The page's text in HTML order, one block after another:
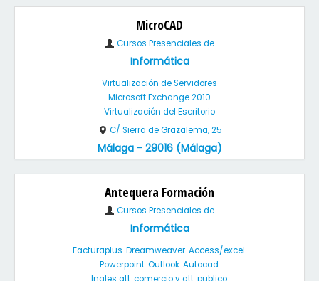
MicroCAD
Cursos Presenciales de
Informática
Virtualización de Servidores
Microsoft Exchange 2010
Virtualización del Escritorio
C/ Sierra de Grazalema, 25
Málaga - 29016 (Málaga)
Antequera Formación
Cursos Presenciales de
Informática
Facturaplus. Dreamweaver. Access/excel.
Powerpoint. Outlook. Autocad.